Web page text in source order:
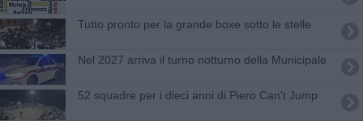
Tutto pronto per la grande boxe sotto le stelle
Nel 2027 arriva il turno notturno della Municipale
52 squadre per i dieci anni di Piero Can't Jump